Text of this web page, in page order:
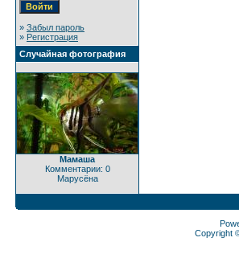
» Забыл пароль
» Регистрация
Случайная фотография
Мамаша
Комментарии: 0
Марусёна
Copyright